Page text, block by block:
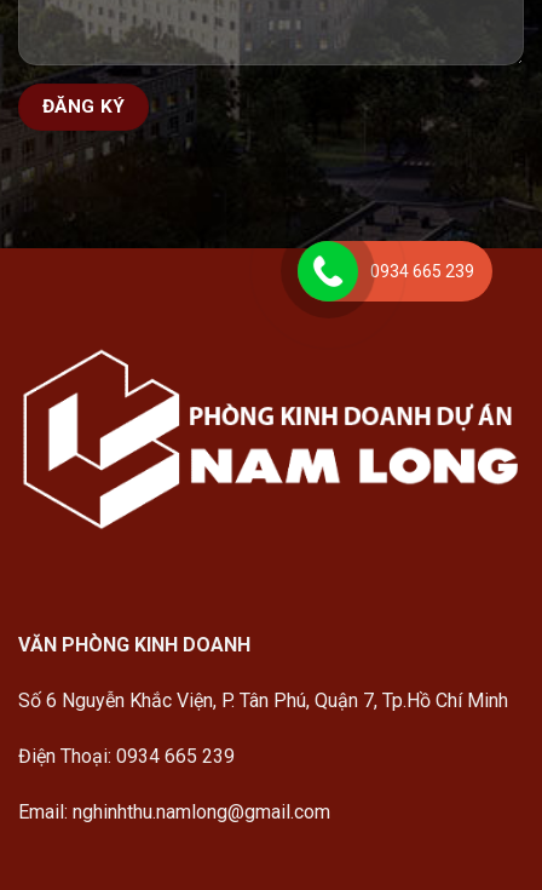
VĂN PHÒNG KINH DOANH
Số 6 Nguyễn Khắc Viện, P. Tân Phú, Quận 7, Tp.Hồ Chí Minh
Điện Thoại: 0934 665 239
Email: nghinhthu.namlong@gmail.com
0934 665 239